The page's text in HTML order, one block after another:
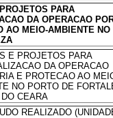
PARA
DA OPERACAO
AO MEIO-AMBIENTE NO
E PROJETOS PARA
DA OPERACAO
E PROTECAO AO
NO PORTO DE
CEARA
REALIZADO